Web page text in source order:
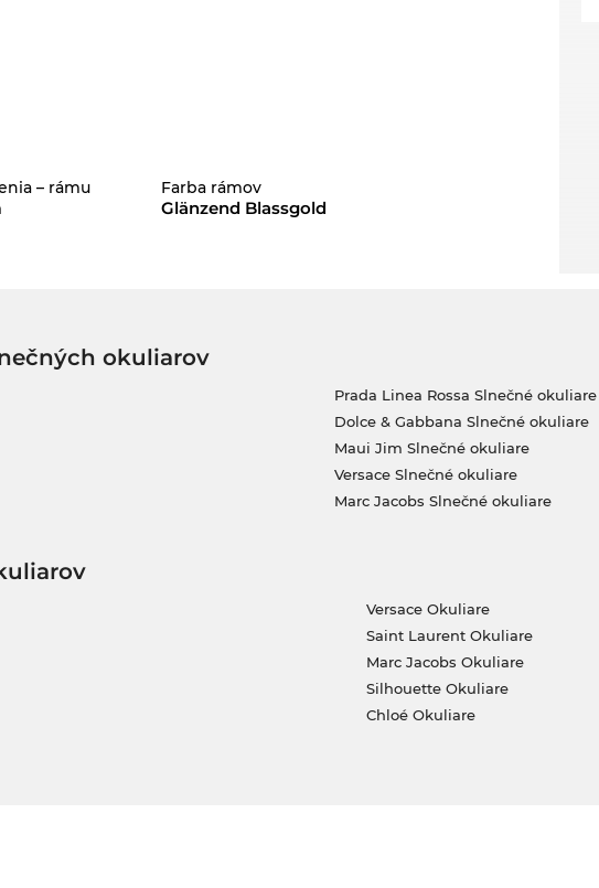
– rámu Farba rámov
Glänzend Blassgold
okuliarov
Prada Linea Rossa Slnečné okuliare
Dolce & Gabbana Slnečné okuliare
Maui Jim Slnečné okuliare
Versace Slnečné okuliare
Marc Jacobs Slnečné okuliare
Versace Okuliare
Saint Laurent Okuliare
Marc Jacobs Okuliare
Silhouette Okuliare
Chloé Okuliare